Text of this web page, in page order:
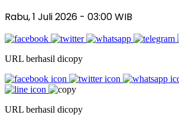
Rabu, 1 Juli 2026 - 03:00 WIB
URL berhasil dicopy
URL berhasil dicopy